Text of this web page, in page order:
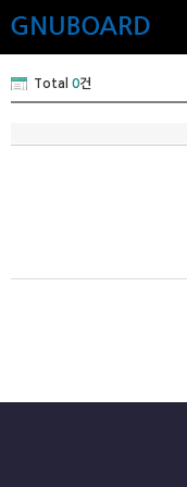
Total 0건